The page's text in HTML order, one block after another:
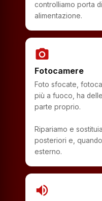
controlliamo porta
alimentazione.
photo_camera
Fotocamere
Foto sfocate,
più a fuoco, ha
parte proprio.
Ripariamo e
posteriori e,
esterno.
volume_up